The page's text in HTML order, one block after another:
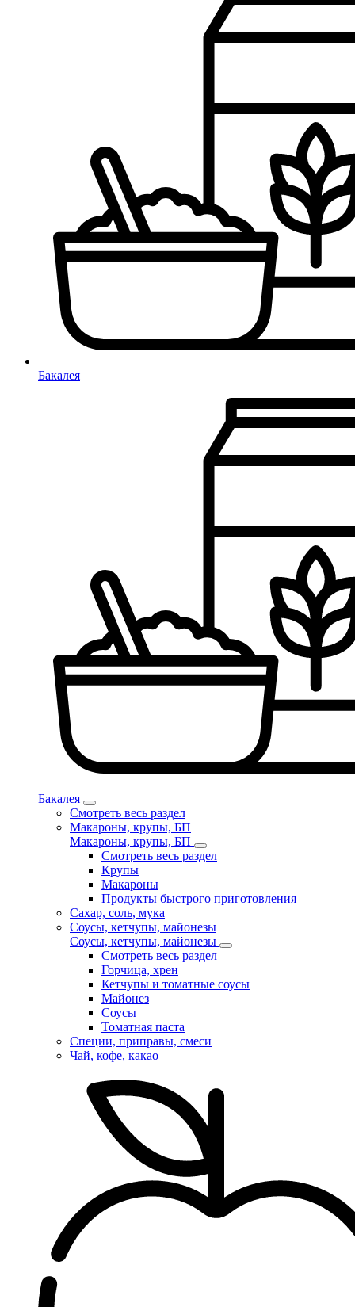
Бакалея
Бакалея
Смотреть весь раздел
Макароны, крупы, БП
Макароны, крупы, БП
Смотреть весь раздел
Крупы
Макароны
Продукты быстрого приготовления
Сахар, соль, мука
Соусы, кетчупы, майонезы
Соусы, кетчупы, майонезы
Смотреть весь раздел
Горчица, хрен
Кетчупы и томатные соусы
Майонез
Соусы
Томатная паста
Специи, приправы, смеси
Чай, кофе, какао